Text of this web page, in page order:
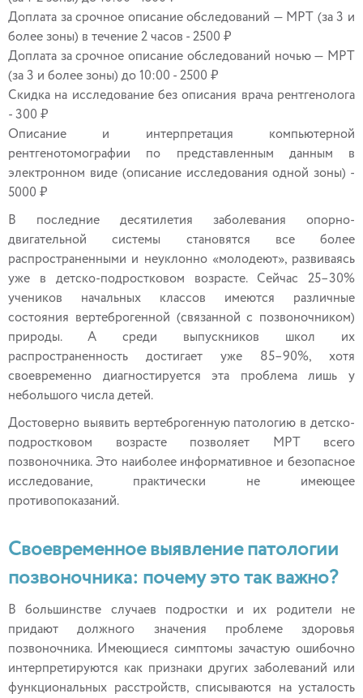
В последние десятилетия заболевания опорно-
двигательной системы становятся все более
распространенными и неуклонно «молодеют», развиваясь
уже в детско-подростковом возрасте. Сейчас 25–30%
учеников начальных классов имеются различные
состояния вертеброгенной (связанной с позвоночником)
природы. А среди выпускников школ их
распространенность достигает уже 85–90%, хотя
своевременно диагностируется эта проблема лишь у
небольшого числа детей.
Достоверно выявить вертеброгенную патологию в детско-
подростковом возрасте позволяет МРТ всего
позвоночника. Это наиболее информативное и безопасное
исследование, практически не имеющее
противопоказаний.
Своевременное выявление патологии
позвоночника: почему это так важно?
В большинстве случаев подростки и их родители не
придают должного значения проблеме здоровья
позвоночника. Имеющиеся симптомы зачастую ошибочно
интерпретируются как признаки других заболеваний или
функциональных расстройств, списываются на усталость
Доплата за срочное описание обследований — МРТ (за 3 и
более зоны) в течение 2 часов - 2500 ₽
Доплата за срочное описание обследований ночью — МРТ
(за 3 и более зоны) до 10:00 - 2500 ₽
Скидка на исследование без описания врача рентгенолога
- 300 ₽
Описание и интерпретация компьютерной
рентгенотомографии по представленным данным в
электронном виде (описание исследования одной зоны) -
5000 ₽